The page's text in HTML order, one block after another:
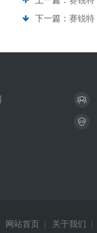
下一篇： 赛锐特
网站首页 关于我们